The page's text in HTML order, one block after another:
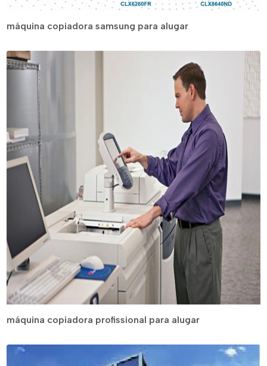
máquina copiadora samsung para alugar
máquina copiadora profissional para alugar